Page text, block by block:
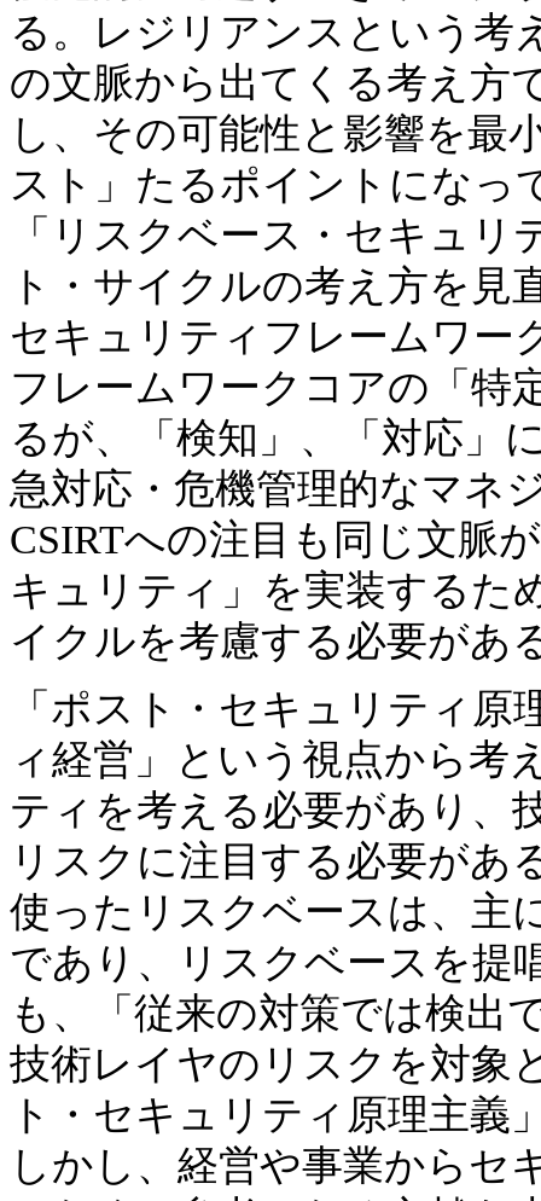
る。レジリアンスという考
の文脈から出てくる考え方
し、その可能性と影響を最
スト」たるポイントになっ
「リスクベース・セキュ
ト・サイクルの考え方を見
セキュリティフレームワー
フレームワークコアの「特
るが、「検知」、「対応」
急対応・危機管理的なマネ
CSIRTへの注目も同じ文脈
キュリティ」を実装するた
イクルを考慮する必要があ
「ポスト・セキュリティ
ィ経営」という視点から考
ティを考える必要があり、
リスクに注目する必要があ
使ったリスクベースは、主
であり、リスクベースを提
も、「従来の対策では検出
技術レイヤのリスクを対象
ト・セキュリティ原理主義
しかし、経営や事業からセ